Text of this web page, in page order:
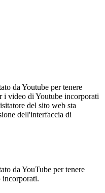
da Youtube per tenere
i video di Youtube incorporati
del sito web sta
dell'interfaccia di
da YouTube per tenere
incorporati.